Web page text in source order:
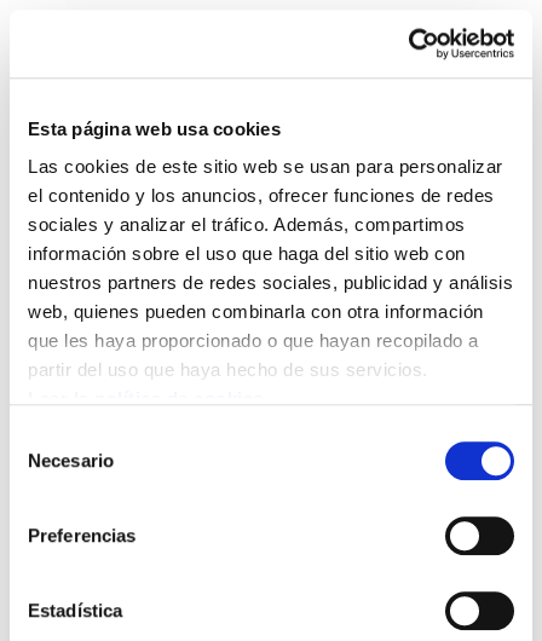
Esta página web usa cookies
Las cookies de este sitio web se usan para personalizar
el contenido y los anuncios, ofrecer funciones de redes
sociales y analizar el tráfico. Además, compartimos
información sobre el uso que haga del sitio web con
nuestros partners de redes sociales, publicidad y análisis
web, quienes pueden combinarla con otra información
que les haya proporcionado o que hayan recopilado a
partir del uso que haya hecho de sus servicios.
Necesario
Preferencias
Estadística
ELA Astekaria 157
ELA Astekaria 157.PDF10.3 MB
POLÍTICA DE COOKIES
CANAL DE INFORMACIÓN
POLÍTICA DE PRIVACIDAD
MAPA DEL SITIO
ACCESIBILIDAD
Barrainkua 13 - 48009 Bilbo -
Telf. +33 (0) 559 25 65 52